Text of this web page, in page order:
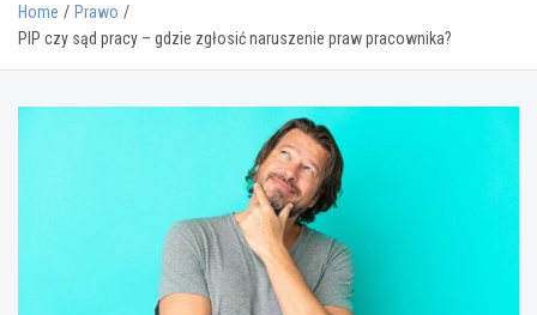
Home
Prawo
PIP czy sąd pracy – gdzie zgłosić naruszenie praw pracownika?